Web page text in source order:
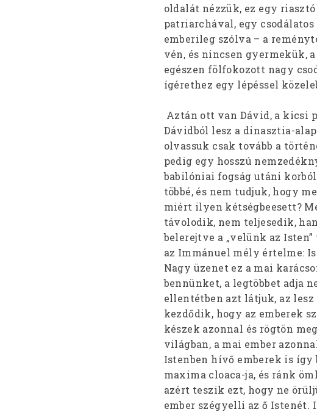
oldalát nézzük, ez egy
patriarchával, egy
emberileg szólva – a
vén, és nincsen gyermekük,
egészen fölfokozott nagy
ígérethez egy lépéssel
Aztán ott van Dávid, a kicsi
Dávidból lesz a dinasztia-
olvassuk csak tovább a
pedig egy hosszú
babilóniai fogság utáni
többé, és nem tudjuk, hogy
miért ilyen kétségbeesett?
távolodik, nem teljesedik,
belerejtve a „velünk az
az Immánuel mély értelme:
Nagy üzenet ez a mai
bennünket, a legtöbbet adja
ellentétben azt látjuk, az
kezdődik, hogy az emberek
készek azonnal és rögtön
világban, a mai ember
Istenben hívő emberek is
maxima cloaca-ja, és ránk
azért teszik ezt, hogy ne
ember szégyelli az ő Istenét.